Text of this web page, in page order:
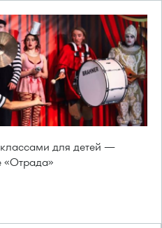
для детей —
«Отрада»